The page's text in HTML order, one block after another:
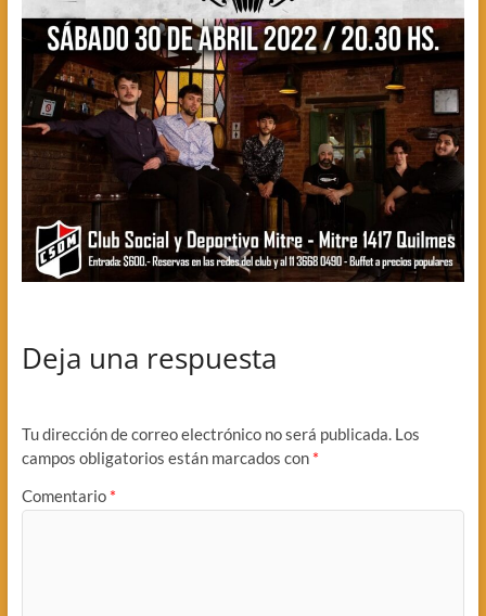
Deja una respuesta
Tu dirección de correo electrónico no será publicada. Los
campos obligatorios están marcados con *
Comentario *